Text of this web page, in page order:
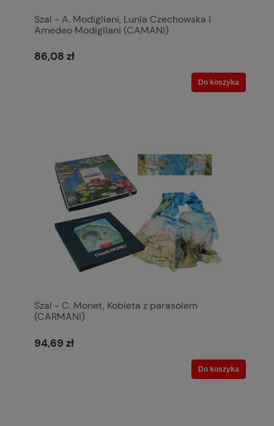
Szal - A. Modigliani, Lunia Czechowska i
Amedeo Modigliani (CAMANI)
86,08 zł
Do koszyka
Szal - C. Monet, Kobieta z parasolem
(CARMANI)
94,69 zł
Do koszyka